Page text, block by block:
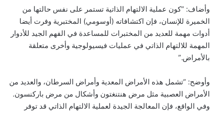
وأضاف: “كون عملية الالتهام الذاتية تستمر على نفس حالتها من
الخميرة للإنسان، فإن اكتشافاته (أوسومي) المختبرية وفرت أيضا
أدوات مهمة للعديد من المختبرات للمساعدة في الفهم الجيد للأدوار
المهمة للالتهام الذاتي في عمليات فيسيولوجية وأخرى متعلقة
بالأمراض.”
وأوضح: “تشمل هذه الأمراض المعدية وأمراض السرطان، والعديد من
الأمراض العصبية مثل مرض هنتنغتون وأشكال من مرض باركنسون.
وفي الواقع، فإن المعالجة الجيدة لعملية الالتهام الذاتي قد توفر